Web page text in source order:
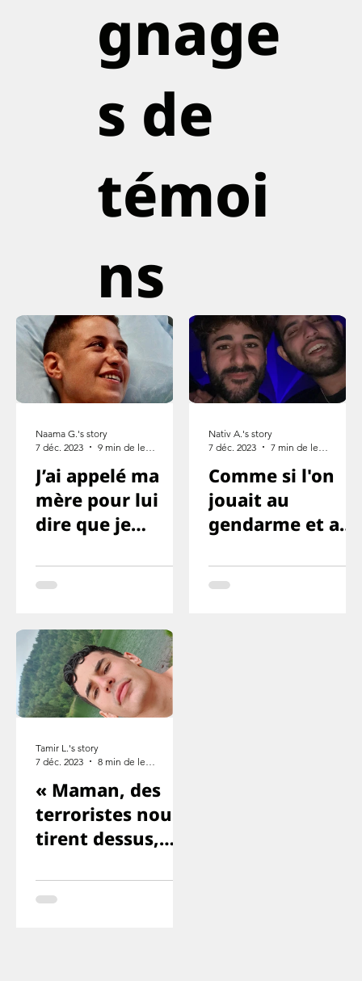
gnage
s de
témoi
ns
J’ai appelé ma
mère pour lui
dire que je
cette fois je ne
survivrai pas
Naama G.'s story
7 déc. 2023
Comme si l'on
jouait au
gendarme et au
quelque chose
comme ça
Nativ A.'s story
7 déc. 2023
« Maman, des
terroristes nous
tirent dessus,
sont morts. ».
Tamir L.'s story
7 déc. 2023